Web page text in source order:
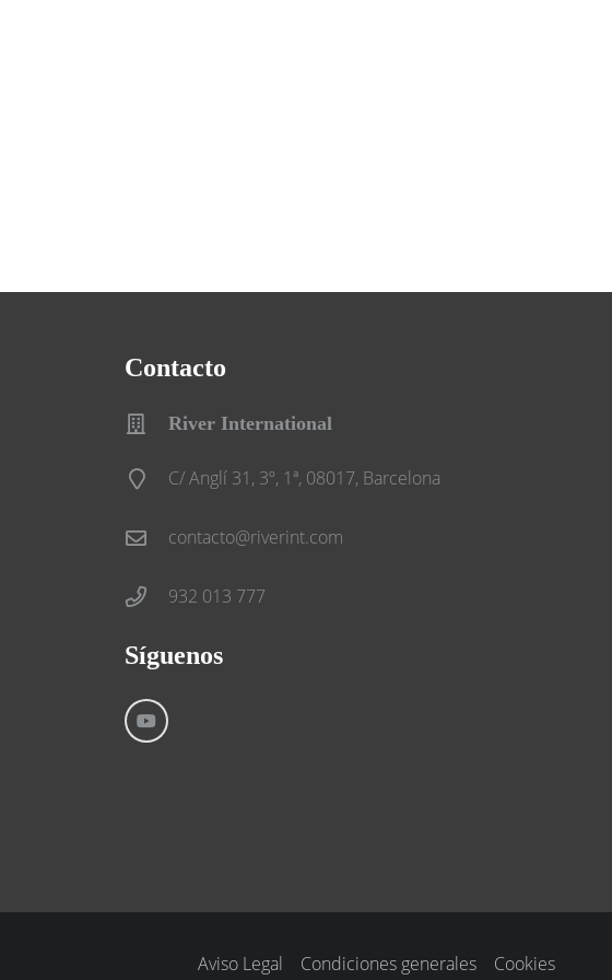
Contacto
River International
C/ Anglí 31, 3º, 1ª, 08017, Barcelona
contacto@riverint.com
932 013 777
Síguenos
Aviso Legal Condiciones generales Cookies